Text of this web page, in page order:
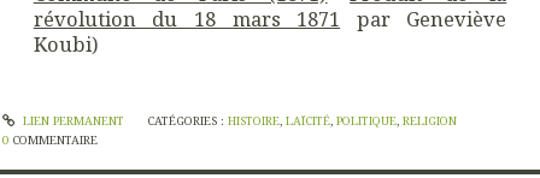
révolution du 18 mars 1871 par Geneviève
Koubi)
LIEN PERMANENT CATÉGORIES : HISTOIRE, LAÏCITÉ, POLITIQUE, RELIGION
0 COMMENTAIRE